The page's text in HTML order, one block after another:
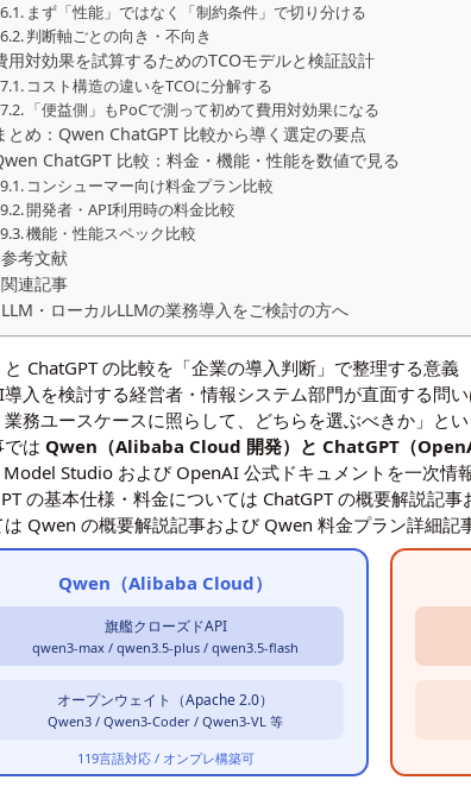
まず「性能」ではなく「制約条件」で切り分ける
判断軸ごとの向き・不向き
用対効果を試算するためのTCOモデルと検証設計
コスト構造の違いをTCOに分解する
「便益側」もPoCで測って初めて費用対効果になる
とめ：Qwen ChatGPT 比較から導く選定の要点
ChatGPT 比較：料金・機能・性能を数値で見る
コンシューマー向け料金プラン比較
開発者・API利用時の料金比較
機能・性能スペック比較
参考文献
関連記事
LLM・ローカルLLMの業務導入をご検討の方へ
ChatGPT の比較を「企業の導入判断」で整理する意義
入を検討する経営者・情報システム部門が直面する問
務ユースケースに照らして、どちらを選ぶべきか」とい
は Qwen（Alibaba Cloud 開発）と ChatGPT（
Studio および OpenAI 公式ドキュメントを一次情
の基本仕様・料金については ChatGPT の概要解説記事
Qwen の概要解説記事および Qwen 料金プラン詳細記
Qwen（Alibaba Cloud）
旗艦クローズドAPI
qwen3-max / qwen3.5-plus / qwen3.5-flash
オープンウェイト（Apache 2.0）
Qwen3 / Qwen3-Coder / Qwen3-VL 等
119言語対応 / オンプレ構築可